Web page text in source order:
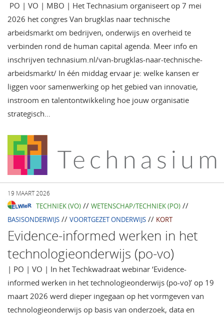
PO | VO | MBO | Het Technasium organiseert op 7 mei
2026 het congres Van brugklas naar technische
arbeidsmarkt om bedrijven, onderwijs en overheid te
verbinden rond de human capital agenda. Meer info en
inschrijven technasium.nl/van-brugklas-naar-technische-
arbeidsmarkt/ In één middag ervaar je: welke kansen er
liggen voor samenwerking op het gebied van innovatie,
instroom en talentontwikkeling hoe jouw organisatie
strategisch…
19 MAART 2026
TECHNIEK (VO) //WETENSCHAP/TECHNIEK (PO) //
BASISONDERWIJS // VOORTGEZET ONDERWIJS // KORT
Evidence-informed werken in het
technologieonderwijs (po-vo)
| PO | VO | In het Techkwadraat webinar ‘Evidence-
informed werken in het technologieonderwijs (po-vo)’ op 19
maart 2026 werd dieper ingegaan op het vormgeven van
technologieonderwijs op basis van onderzoek, data en